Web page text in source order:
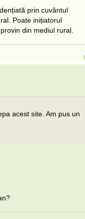
prin cuvântul
Poate inițiatorul
din mediul rural.
acest site. Am pus un